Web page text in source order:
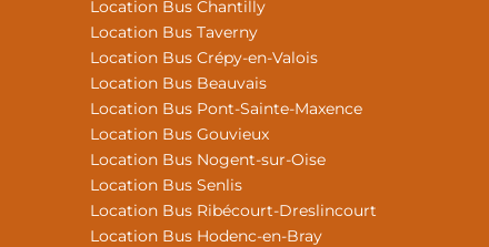
Location Bus Chantilly
Location Bus Taverny
Location Bus Crépy-en-Valois
Location Bus Beauvais
Location Bus Pont-Sainte-Maxence
Location Bus Gouvieux
Location Bus Nogent-sur-Oise
Location Bus Senlis
Location Bus Ribécourt-Dreslincourt
Location Bus Hodenc-en-Bray